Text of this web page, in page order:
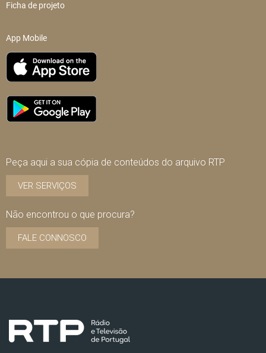
Ficha de projeto
App Mobile
Peça aqui a sua cópia de conteúdos do arquivo RTP
VER SERVIÇOS
Não encontrou o que procura?
FALE CONNOSCO